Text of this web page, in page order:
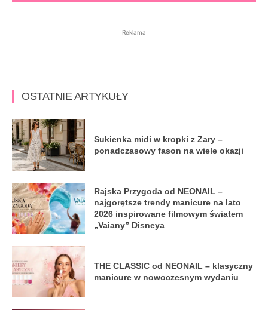
Reklama
OSTATNIE ARTYKUŁY
Sukienka midi w kropki z Zary –
ponadczasowy fason na wiele okazji
Rajska Przygoda od NEONAIL –
najgorętsze trendy manicure na lato
2026 inspirowane filmowym światem
„Vaiany” Disneya
THE CLASSIC od NEONAIL – klasyczny
manicure w nowoczesnym wydaniu